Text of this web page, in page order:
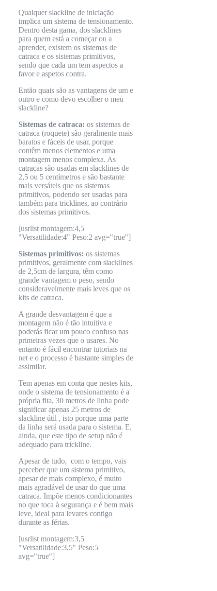
Qualquer slackline de iniciação
implica um sistema de tensionamento.
Dentro desta gama, dos slacklines
para quem está a começar ou a
aprender, existem os sistemas de
catraca e os sistemas primitivos,
sendo que cada um tem aspectos a
favor e aspetos contra.
Então quais são as vantagens de um e
outro e como devo escolher o meu
slackline?
Sistemas de catraca: os sistemas de
catraca (roquete) são geralmente mais
baratos e fáceis de usar, porque
contêm menos elementos e uma
montagem menos complexa. As
catracas são usadas em slacklines de
2,5 ou 5 centímetros e são bastante
mais versáteis que os sistemas
primitivos, podendo ser usadas para
também para tricklines, ao contrário
dos sistemas primitivos.
[usrlist montagem:4,5
"Versatilidade:4" Peso:2 avg="true"]
Sistemas primitivos: os sistemas
primitivos, geralmente com slacklines
de 2,5cm de largura, têm como
grande vantagem o peso, sendo
consideravelmente mais leves que os
kits de catraca.
A grande desvantagem é que a
montagem não é tão intuitiva e
poderás ficar um pouco confuso nas
primeiras vezes que o usares. No
entanto é fácil encontrar tutoriais na
net e o processo é bastante simples de
assimilar.
Tem apenas em conta que nestes kits,
onde o sistema de tensionamento é a
própria fita, 30 metros de linha pode
significar apenas 25 metros de
slackline útil , isto porque uma parte
da linha será usada para o sistema. E,
ainda, que este tipo de setup não é
adequado para trickline.
Apesar de tudo, com o tempo, vais
perceber que um sistema primitivo,
apesar de mais complexo, é muito
mais agradável de usar do que uma
catraca. Impõe menos condicionantes
no que toca à segurança e é bem mais
leve, ideal para levares contigo
durante as férias.
[usrlist montagem:3,5
"Versatilidade:3,5" Peso:5
avg="true"]